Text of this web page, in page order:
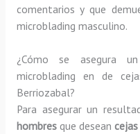
comentarios y que
microblading masculino.
¿Cómo se asegura
microblading en de
Berriozabal?
Para asegurar un
hombresque desean